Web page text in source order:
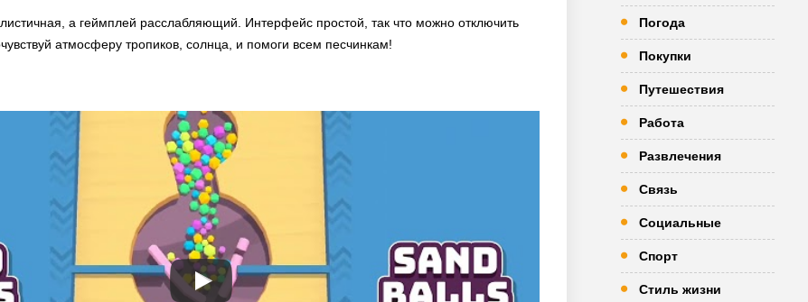
а геймплей расслабляющий. Интерфейс простой, так что можно отключить
атмосферу тропиков, солнца, и помоги всем песчинкам!
Погода
Покупки
Путешествия
Работа
Развлечения
Связь
Социальные
Спорт
Стиль жизни